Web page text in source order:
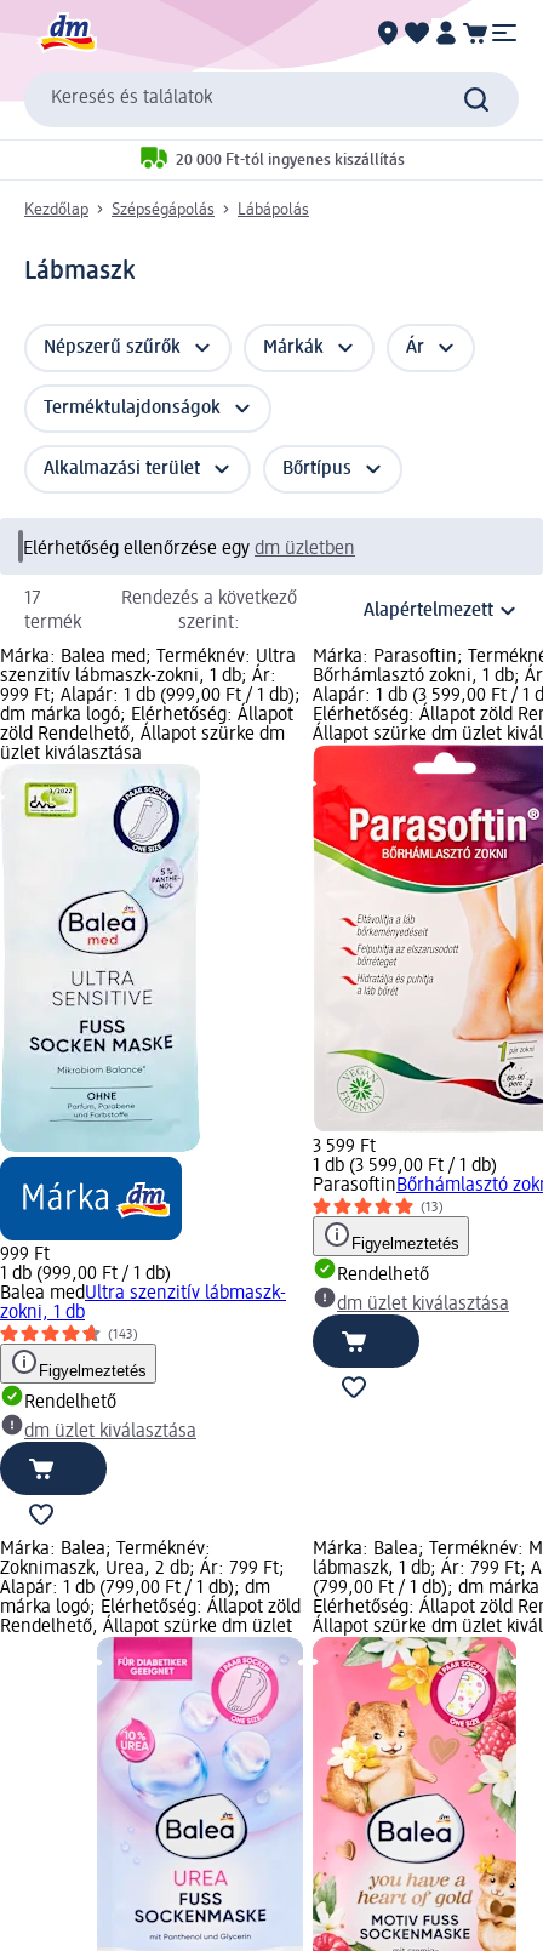
Keresés és találatok
20 000 Ft-tól ingyenes kiszállítás
Kezdőlap Szépségápolás Lábápolás
Lábmaszk
Népszerű szűrők Márkák Ár
Terméktulajdonságok
Alkalmazási terület Bőrtípus
Elérhetőség ellenőrzése egy dm üzletben
17
termék
Rendezés a következő
szerint:
Márka: Balea med; Terméknév: Ultra
szenzitív lábmaszk-zokni, 1 db; Ár:
999 Ft; Alapár: 1 db (999,00 Ft / 1 db);
dm márka logó; Elérhetőség: Állapot
zöld Rendelhető, Állapot szürke dm
üzlet kiválasztása
999 Ft
1 db (999,00 Ft / 1 db)
Balea medUltra szenzitív lábmaszk-
zokni, 1 db
(143)
Figyelmeztetés
Rendelhető
dm üzlet kiválasztása
Márka: Parasoftin;
Bőrhámlasztó zokni, 1 db;
Alapár: 1 db (3 599,00 Ft / 1
Elérhetőség: Állapot zöld
Állapot szürke dm üzlet
3 599 Ft
1 db (3 599,00 Ft / 1 db)
ParasoftinBőrhámlasztó
(13)
Figyelmeztetés
Rendelhető
dm üzlet kiválasztása
Márka: Balea; Terméknév:
Zoknimaszk, Urea, 2 db; Ár: 799 Ft;
Alapár: 1 db (799,00 Ft / 1 db); dm
márka logó; Elérhetőség: Állapot zöld
Rendelhető, Állapot szürke dm üzlet
Márka: Balea; Terméknév:
lábmaszk, 1 db; Ár: 799 Ft;
(799,00 Ft / 1 db); dm
Elérhetőség: Állapot zöld
Állapot szürke dm üzlet